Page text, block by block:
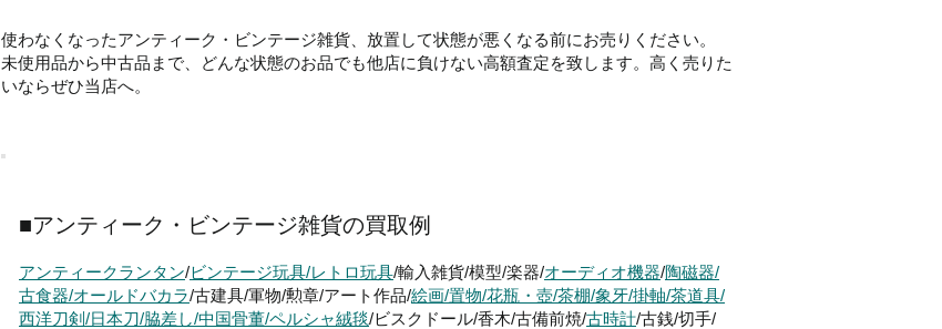
使わなくなったアンティーク・ビンテージ雑貨、放置して状態が悪くなる前にお売りください。
未使用品から中古品まで、どんな状態のお品でも他店に負けない高額査定を致します。高く売りた
いならぜひ当店へ。
■アンティーク・ビンテージ雑貨の買取例
アンティークランタン/ビンテージ玩具/レトロ玩具/輸入雑貨/模型/楽器/オーディオ機器/陶磁器/
古食器/オールドバカラ/古建具/軍物/勲章/アート作品/絵画/置物/花瓶・壺/茶棚/象牙/掛軸/茶道具/
西洋刀剣/日本刀/脇差し/中国骨董/ペルシャ絨毯/ビスクドール/香木/古備前焼/古時計/古銭/切手/